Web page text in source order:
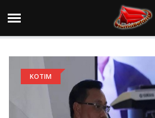
KOTIM